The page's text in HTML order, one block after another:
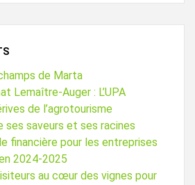
de Marta
Lemaître-Auger : L’UPA
de l’agrotourisme
ses saveurs et ses racines
financière pour les entreprises
2024-2025
au cœur des vignes pour